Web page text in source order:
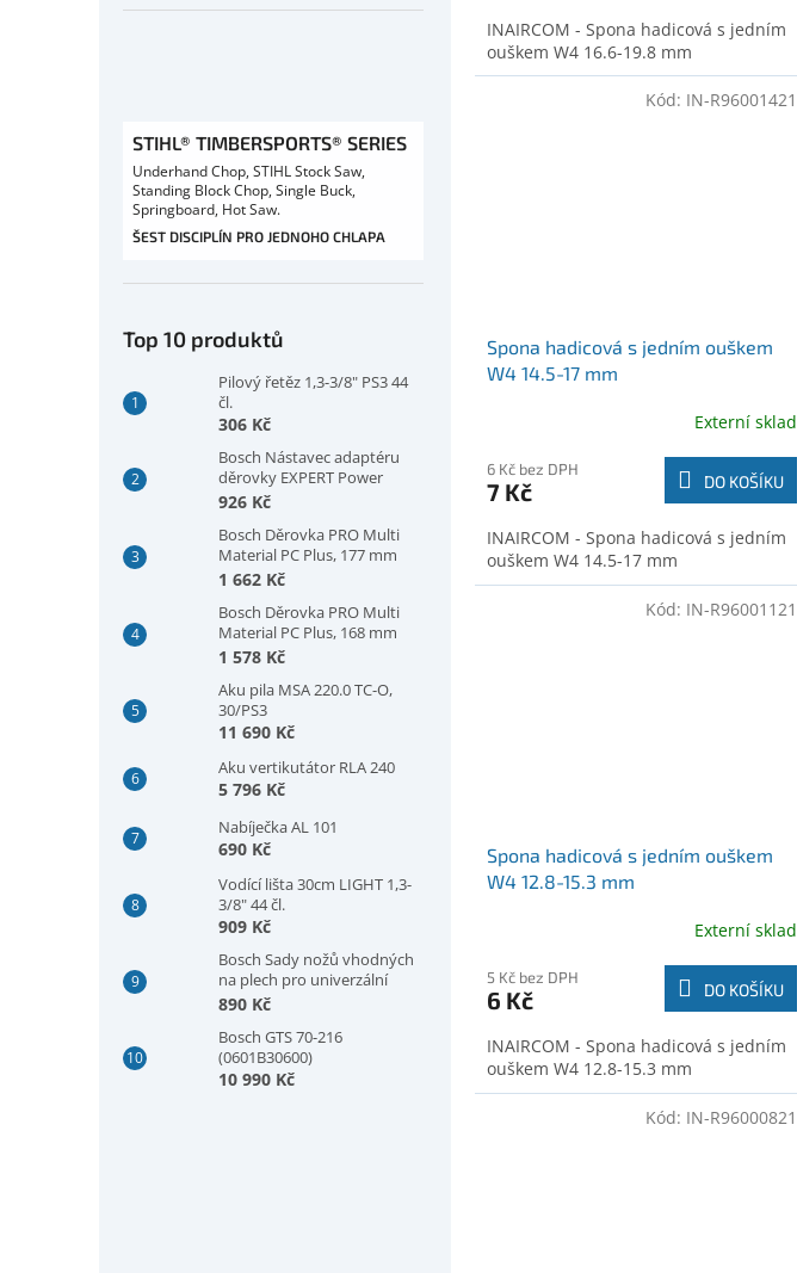
STIHL® TIMBERSPORTS® SERIES
Underhand Chop, STIHL Stock Saw,
Standing Block Chop, Single Buck,
Springboard, Hot Saw.
ŠEST DISCIPLÍN PRO JEDNOHO CHLAPA
Top 10 produktů
Pilový řetěz 1,3-3/8" PS3 44
čl.
306 Kč
Bosch Nástavec adaptéru
děrovky EXPERT Power
Change Plus, šestihranná
(2608902032)
926 Kč
Bosch Děrovka PRO Multi
Material PC Plus, 177 mm
(2608594421)
1 662 Kč
Bosch Děrovka PRO Multi
Material PC Plus, 168 mm
(2608594420)
1 578 Kč
Aku pila MSA 220.0 TC-O,
30/PS3
11 690 Kč
Aku vertikutátor RLA 240
5 796 Kč
Nabíječka AL 101
690 Kč
Vodící lišta 30cm LIGHT 1,3-
3/8" 44 čl.
909 Kč
Bosch Sady nožů vhodných
na plech pro univerzální
nůžky GSC 2.8, plech, 5 kusů
890 Kč
Bosch GTS 70-216
(0601B30600)
10 990 Kč
INAIRCOM - Spona hadicová s jedním
ouškem W4 16.6-19.8 mm
Spona hadicová s jedním ouškem
W4 14.5-17 mm
Externí sklad
6 Kč bez DPH
7 Kč DO KOŠÍKU
INAIRCOM - Spona hadicová s jedním
ouškem W4 14.5-17 mm
Kód: IN-R96001421
Spona hadicová s jedním ouškem
W4 12.8-15.3 mm
Externí sklad
5 Kč bez DPH
6 Kč DO KOŠÍKU
INAIRCOM - Spona hadicová s jedním
ouškem W4 12.8-15.3 mm
Kód: IN-R96001121
Kód: IN-R96000821